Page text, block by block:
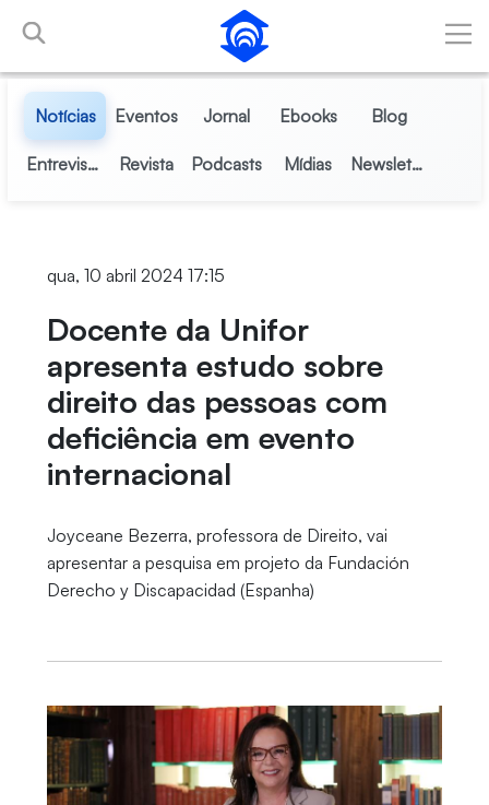
Pular para o Conteúdo principal
Notícias Eventos Jornal Ebooks Blog
Entrevistas Revista Podcasts Mídias Newsletter
qua, 10 abril 2024 17:15
Docente da Unifor
apresenta estudo sobre
direito das pessoas com
deficiência em evento
internacional
Joyceane Bezerra, professora de Direito, vai
apresentar a pesquisa em projeto da Fundación
Derecho y Discapacidad (Espanha)